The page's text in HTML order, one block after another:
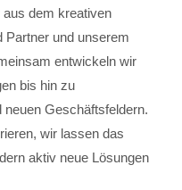
aus dem kreativen
Partner und unserem
entwickeln wir
bis hin zu
neuen Geschäftsfeldern.
wir lassen das
aktiv neue Lösungen